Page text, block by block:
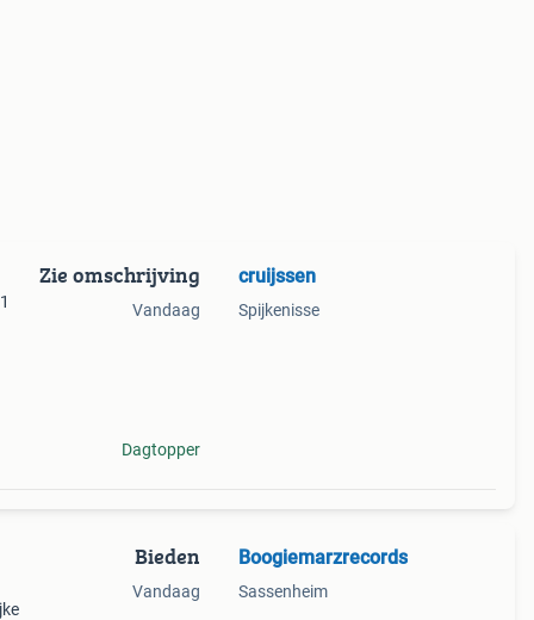
Zie omschrijving
Vandaag
Dagtopper
cruijssen
Spijkenisse
Bieden
Vandaag
Boogiemarzrecords
Sassenheim